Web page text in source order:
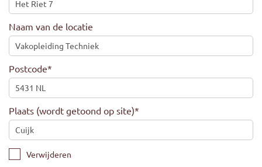
Naam van de locatie
Postcode*
Plaats (wordt getoond op site)*
Verwijderen